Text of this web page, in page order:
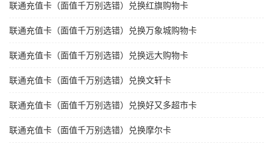
联通充值卡（面值千万别选错）兑换红旗购物卡
联通充值卡（面值千万别选错）兑换万象城购物卡
联通充值卡（面值千万别选错）兑换远大购物卡
联通充值卡（面值千万别选错）兑换文轩卡
联通充值卡（面值千万别选错）兑换好又多超市卡
联通充值卡（面值千万别选错）兑换摩尔卡